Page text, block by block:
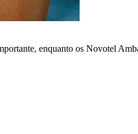
enquanto os Novotel